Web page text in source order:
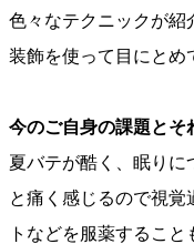
色々なテクニックが紹
装飾を使って目にとめ
今のご自身の課題とそ
夏バテが酷く、眠り
と痛く感じるので視
トなどを服薬すること